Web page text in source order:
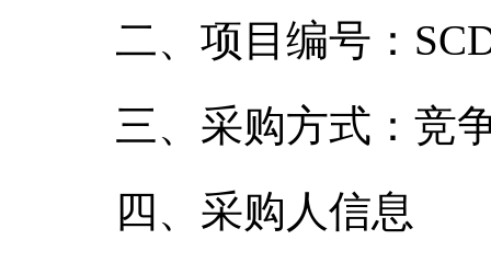
二、项目编号：
三、采购方式：竞
四、采购人信息